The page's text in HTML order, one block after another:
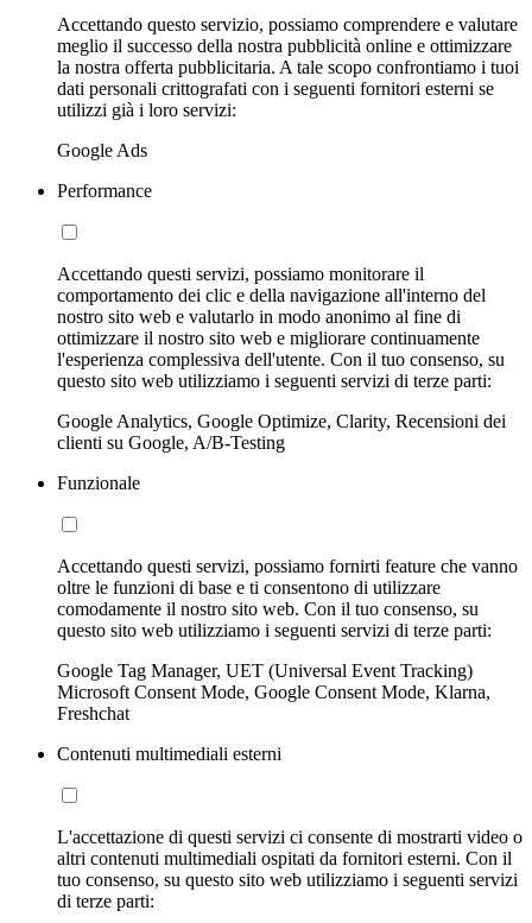
Accettando questo servizio, possiamo comprendere e valutare
meglio il successo della nostra pubblicità online e ottimizzare
la nostra offerta pubblicitaria. A tale scopo confrontiamo i tuoi
dati personali crittografati con i seguenti fornitori esterni se
utilizzi già i loro servizi:
Google Ads
Performance
Accettando questi servizi, possiamo monitorare il
comportamento dei clic e della navigazione all'interno del
nostro sito web e valutarlo in modo anonimo al fine di
ottimizzare il nostro sito web e migliorare continuamente
l'esperienza complessiva dell'utente. Con il tuo consenso, su
questo sito web utilizziamo i seguenti servizi di terze parti:
Google Analytics, Google Optimize, Clarity, Recensioni dei
clienti su Google, A/B-Testing
Funzionale
Accettando questi servizi, possiamo fornirti feature che vanno
oltre le funzioni di base e ti consentono di utilizzare
comodamente il nostro sito web. Con il tuo consenso, su
questo sito web utilizziamo i seguenti servizi di terze parti:
Google Tag Manager, UET (Universal Event Tracking)
Microsoft Consent Mode, Google Consent Mode, Klarna,
Freshchat
Contenuti multimediali esterni
L'accettazione di questi servizi ci consente di mostrarti video o
altri contenuti multimediali ospitati da fornitori esterni. Con il
tuo consenso, su questo sito web utilizziamo i seguenti servizi
di terze parti: